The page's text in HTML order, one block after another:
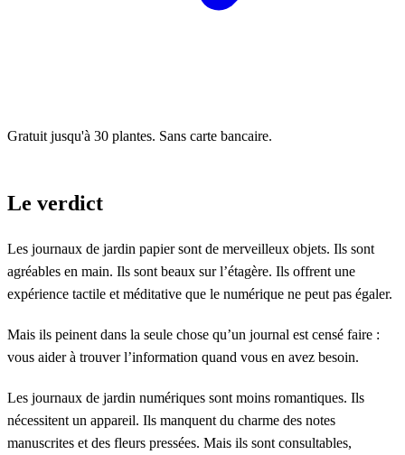
Gratuit jusqu'à 30 plantes. Sans carte bancaire.
Le verdict
Les journaux de jardin papier sont de merveilleux objets. Ils sont
agréables en main. Ils sont beaux sur l’étagère. Ils offrent une
expérience tactile et méditative que le numérique ne peut pas égaler.
Mais ils peinent dans la seule chose qu’un journal est censé faire :
vous aider à trouver l’information quand vous en avez besoin.
Les journaux de jardin numériques sont moins romantiques. Ils
nécessitent un appareil. Ils manquent du charme des notes
manuscrites et des fleurs pressées. Mais ils sont consultables,